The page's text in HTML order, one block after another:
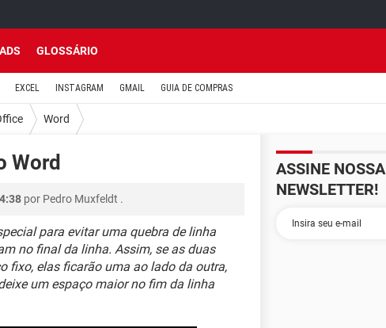
GLOSSÁRIO
EXCEL INSTAGRAM GMAIL GUIA DE COMPRAS
Word
Word
por Pedro Muxfeldt .
para evitar uma quebra de linha
no final da linha. Assim, se as duas
fixo, elas ficarão uma ao lado da outra,
um espaço maior no fim da linha
ASSINE NOSSA
NEWSLETTER!